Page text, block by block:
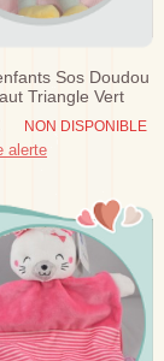
Sos Doudou
Triangle Vert
NON DISPONIBLE
alerte